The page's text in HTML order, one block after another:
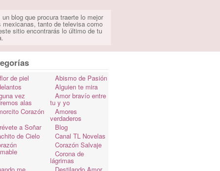
blog que procura traerte lo mejor
mexicanas, tanto de televisa como
sitio encontrarás lo último de tu
de piel
Abismo de Pasión
Alguien te mira
vez
alas
Amor bravío entre
tu y yo
Corazón
Amores
verdaderos
a Soñar
Blog
de Cielo
Canal TL Novelas
Corazón Salvaje
Corona de
lágrimas